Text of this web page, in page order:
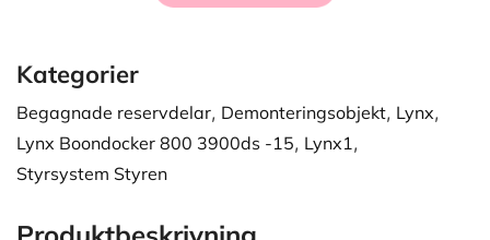
Kategorier
Begagnade reservdelar, Demonteringsobjekt, Lynx,
Lynx Boondocker 800 3900ds -15, Lynx1,
Styrsystem Styren